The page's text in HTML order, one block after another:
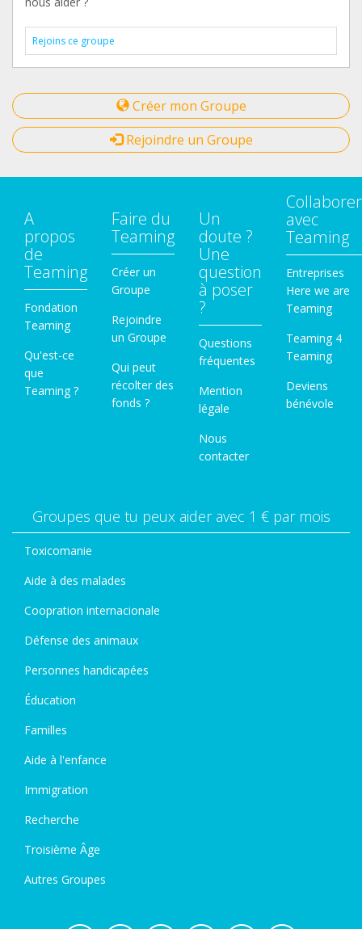
Rejoins ce groupe
Créer mon Groupe
Rejoindre un Groupe
A
propos
de
Teaming
Fondation
Teaming
Qu'est-ce
que
Teaming ?
Faire du
Teaming
Créer un
Groupe
Rejoindre
un Groupe
Qui peut
récolter des
fonds ?
Un
doute ?
Une
question
à poser
?
Questions
fréquentes
Mention
légale
Nous
contacter
Collaborer
avec
Teaming
Entreprises
Here we are
Teaming
Teaming 4
Teaming
Deviens
bénévole
Groupes que tu peux aider avec 1 € par mois
Toxicomanie
Aide à des malades
Coopration internacionale
Défense des animaux
Personnes handicapées
Éducation
Familles
Aide à l'enfance
Immigration
Recherche
Troisième Âge
Autres Groupes